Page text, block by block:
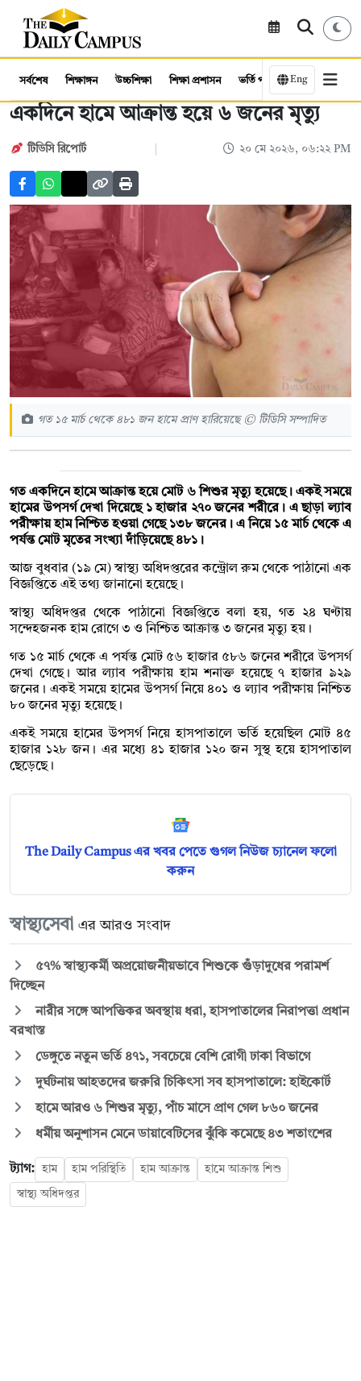
সর্বশেষ শিক্ষাঙ্গন উচ্চশিক্ষা শিক্ষা প্রশাসন ভর্তি পরীক্ষা কর্মসংস্থান
Eng
একদিনে হামে আক্রান্ত হয়ে ৬ জনের মৃত্যু
টিডিসি রিপোর্ট ২০ মে ২০২৬, ০৬:২২ PM
গত ১৫ মার্চ থেকে ৪৮১ জন হামে প্রাণ হারিয়েছে © টিডিসি সম্পাদিত
গত একদিনে হামে আক্রান্ত হয়ে মোট ৬ শিশুর মৃত্যু হয়েছে। একই সময়ে
হামের উপসর্গ দেখা দিয়েছে ১ হাজার ২৭০ জনের শরীরে। এ ছাড়া ল্যাব
পরীক্ষায় হাম নিশ্চিত হওয়া গেছে ১৩৮ জনের। এ নিয়ে ১৫ মার্চ থেকে এ
পর্যন্ত মোট মৃতের সংখ্যা দাঁড়িয়েছে ৪৮১।
আজ বুধবার (১৯ মে) স্বাস্থ্য অধিদপ্তরের কন্ট্রোল রুম থেকে পাঠানো এক
বিজ্ঞপ্তিতে এই তথ্য জানানো হয়েছে।
স্বাস্থ্য অধিদপ্তর থেকে পাঠানো বিজ্ঞপ্তিতে বলা হয়, গত ২৪ ঘণ্টায়
সন্দেহজনক হাম রোগে ৩ ও নিশ্চিত আক্রান্ত ৩ জনের মৃত্যু হয়।
গত ১৫ মার্চ থেকে এ পর্যন্ত মোট ৫৬ হাজার ৫৮৬ জনের শরীরে উপসর্গ
দেখা গেছে। আর ল্যাব পরীক্ষায় হাম শনাক্ত হয়েছে ৭ হাজার ৯২৯
জনের। একই সময়ে হামের উপসর্গ নিয়ে ৪০১ ও ল্যাব পরীক্ষায় নিশ্চিত
৮০ জনের মৃত্যু হয়েছে।
একই সময়ে হামের উপসর্গ নিয়ে হাসপাতালে ভর্তি হয়েছিল মোট ৪৫
হাজার ১২৮ জন। এর মধ্যে ৪১ হাজার ১২০ জন সুস্থ হয়ে হাসপাতাল
ছেড়েছে।
The Daily Campus এর খবর পেতে গুগল নিউজ চ্যানেল ফলো
করুন
স্বাস্থ্যসেবা এর আরও সংবাদ
৫৭% স্বাস্থ্যকর্মী অপ্রয়োজনীয়ভাবে শিশুকে গুঁড়াদুধের পরামর্শ
দিচ্ছেন
নারীর সঙ্গে আপত্তিকর অবস্থায় ধরা, হাসপাতালের নিরাপত্তা প্রধান
বরখাস্ত
ডেঙ্গুতে নতুন ভর্তি ৪৭১, সবচেয়ে বেশি রোগী ঢাকা বিভাগে
দুর্ঘটনায় আহতদের জরুরি চিকিৎসা সব হাসপাতালে: হাইকোর্ট
হামে আরও ৬ শিশুর মৃত্যু, পাঁচ মাসে প্রাণ গেল ৮৬০ জনের
ধর্মীয় অনুশাসন মেনে ডায়াবেটিসের ঝুঁকি কমেছে ৪৩ শতাংশের
ট্যাগ: হাম হাম পরিস্থিতি হাম আক্রান্ত হামে আক্রান্ত শিশু
স্বাস্থ্য অধিদপ্তর